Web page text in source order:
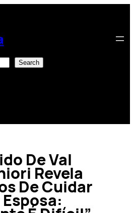
Search
De Val
Revela
De Cuidar
Esposa: